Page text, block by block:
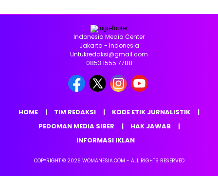
Indonesia Media Center
Jakarta - Indonesia
Untukredaksi@gmail.com
0853 1555 7788
HOME TIM REDAKSI
KODE ETIK JURNALISTIK
PEDOMAN MEDIA SIBER
HAK JAWAB
INFORMASI IKLAN
COPYRIGHT © 2026 WOMANESIA.COM - ALL RIGHTS RESERVED